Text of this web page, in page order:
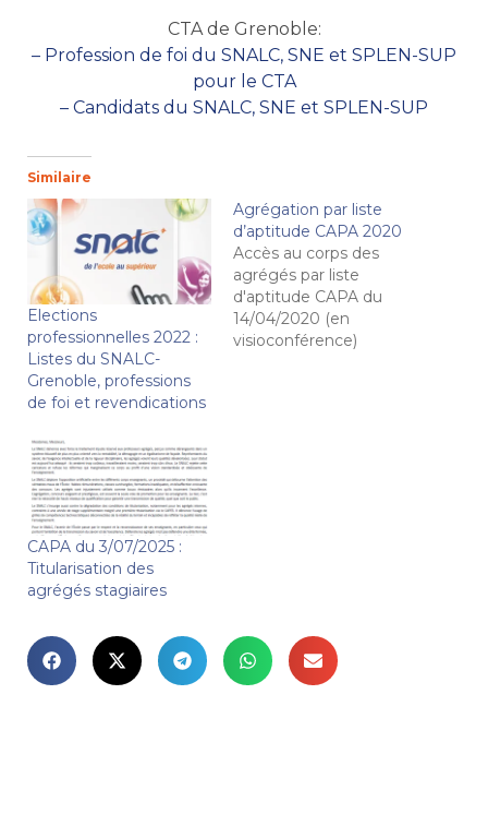
CTA de Grenoble:
– Profession de foi du SNALC, SNE et SPLEN-SUP
pour le CTA
– Candidats du SNALC, SNE et SPLEN-SUP
Similaire
Elections
professionnelles 2022 :
Listes du SNALC-
Grenoble, professions
de foi et revendications
Agrégation par liste
d’aptitude CAPA 2020
Accès au corps des
agrégés par liste
d'aptitude CAPA du
14/04/2020 (en
visioconférence)
CAPA du 3/07/2025 :
Titularisation des
agrégés stagiaires